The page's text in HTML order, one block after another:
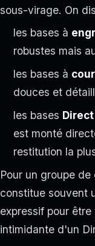
sous-virage. On
les bases à
robustes mais
les bases à
douces et
les bases
est monté
restitution la
Pour un groupe
constitue souvent
expressif pour
intimidante d'un